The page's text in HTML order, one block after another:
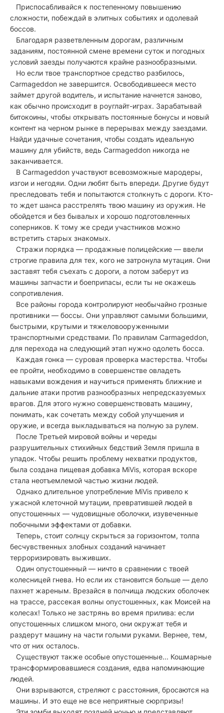
Приспосабливайся к постепенному повышению
сложности, побеждай в элитных событиях и одолевай
боссов.
Благодаря разветвленным дорогам, различным
заданиям, постоянной смене времени суток и погодных
условий заезды получаются крайне разнообразными.
Но если твое транспортное средство разбилось,
Carmageddon не завершится. Освободившееся место
займет другой водитель, и испытание начнется заново,
как обычно происходит в роуглайт-играх. Зарабатывай
битокоины, чтобы открывать постоянные бонусы и новый
контент на черном рынке в перерывах между заездами.
Найди удачные сочетания, чтобы создать идеальную
машину для убийств, ведь Carmageddon никогда не
заканчивается.
В Carmageddon участвуют всевозможные мародеры,
изгои и негодяи. Одни любят быть впереди. Другие будут
преследовать тебя и попытаются столкнуть с дороги. Кто-
то ждет шанса расстрелять твою машину из оружия. Не
обойдется и без бывалых и хорошо подготовленных
соперников. К тому же среди участников можно
встретить старых знакомых.
Стражи порядка — продажные полицейские — ввели
строгие правила для тех, кого не затронула мутация. Они
заставят тебя съехать с дороги, а потом заберут из
машины запчасти и боеприпасы, если ты не окажешь
сопротивления.
Все районы города контролируют необычайно грозные
противники — боссы. Они управляют самыми большими,
быстрыми, крутыми и тяжеловооруженными
транспортными средствами. По правилам Carmageddon,
для перехода на следующий этап нужно одолеть босса.
Каждая гонка — суровая проверка мастерства. Чтобы
ее пройти, необходимо в совершенстве овладеть
навыками вождения и научиться применять ближние и
дальние атаки против разнообразных непредсказуемых
врагов. Для этого нужно совершенствовать машину,
понимать, как сочетать между собой улучшения и
оружие, и всегда выкладываться на полную за рулем.
После Третьей мировой войны и череды
разрушительных стихийных бедствий Земля пришла в
упадок. Чтобы решить проблему нехватки продуктов,
была создана пищевая добавка MiVis, которая вскоре
стала неотъемлемой частью жизни людей.
Однако длительное употребление MiVis привело к
ужасной клеточной мутации, превратившей людей в
опустошенных — чудовищные оболочки, изувеченные
побочными эффектами от добавки.
Теперь, стоит солнцу скрыться за горизонтом, толпа
бесчувственных злобных созданий начинает
терроризировать выживших.
Один опустошенный — ничто в сравнении с твоей
колесницей гнева. Но если их становится больше — дело
пахнет жареным. Врезайся в полчища людских оболочек
на трассе, рассекая волны опустошенных, как Моисей на
колесах! Только не застрянь во время прилива: если
опустошенных слишком много, они окружат тебя и
раздерут машину на части голыми руками. Вернее, тем,
что от них осталось.
Существуют также особые опустошенные... Кошмарные
трансформировавшиеся создания, едва напоминающие
людей.
Они взрываются, стреляют с расстояния, бросаются на
машины. И это еще не все неприятные сюрпризы!